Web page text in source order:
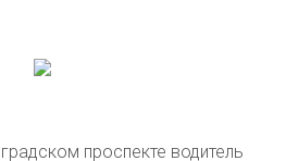
проспекте водитель